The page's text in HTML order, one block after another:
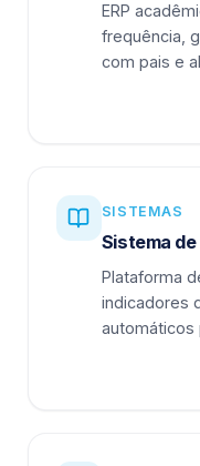
ERP
frequência,
com pais e
SISTEMAS
Sistema
Plataforma
indicadores
automáticos